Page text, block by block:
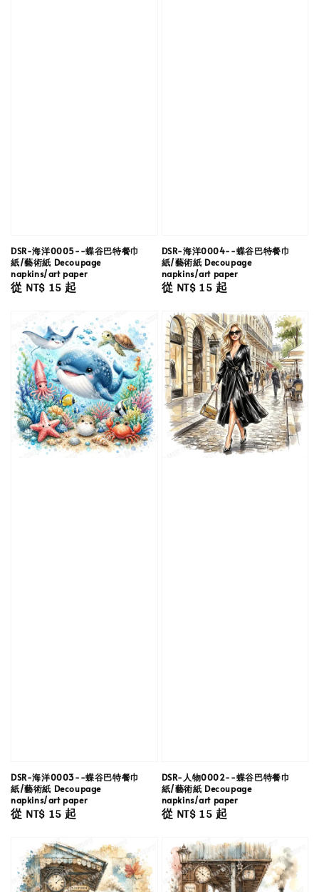
DSR-海洋0005--蝶谷巴特餐巾
紙/藝術紙 Decoupage
napkins/art paper
Regular
從 NT$ 15起
DSR-海洋0004--蝶谷巴特餐巾
紙/藝術紙 Decoupage
napkins/art paper
Regular
從 NT$ 15起
DSR-海洋0003--蝶谷巴特餐巾
紙/藝術紙 Decoupage
napkins/art paper
Regular
從 NT$ 15起
DSR-人物0002--蝶谷巴特餐巾
紙/藝術紙 Decoupage
napkins/art paper
Regular
從 NT$ 15起